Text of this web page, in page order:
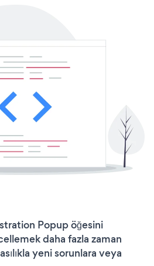
Popup öğesini
daha fazla zaman
yeni sorunlara veya